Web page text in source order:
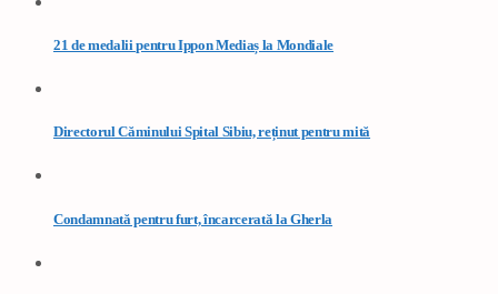
21 de medalii pentru Ippon Mediaș la Mondiale
Directorul Căminului Spital Sibiu, reținut pentru mită
Condamnată pentru furt, încarcerată la Gherla